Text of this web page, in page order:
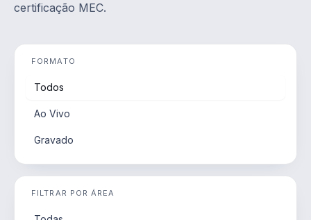
certificação MEC.
FORMATO
Todos
Ao Vivo
Gravado
FILTRAR POR ÁREA